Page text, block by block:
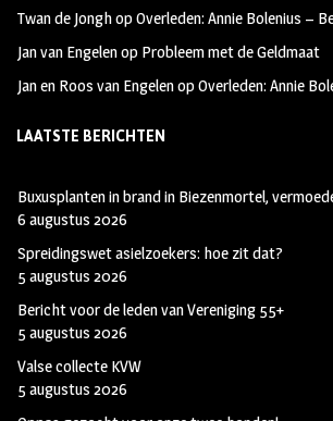
Twan de JonghopOverleden: Annie Bolenius –
Jan van Engelenop Probleem met de Geldmaat
Jan en Roos van EngelenopOverleden: Annie
LAATSTE BERICHTEN
Buxusplanten in brand in Biezenmortel,
6 augustus 2026
Spreidingswet asielzoekers: hoe zit dat?
5 augustus 2026
Bericht voor de leden van Vereniging 55+
5 augustus 2026
Valse collecte KVW
5 augustus 2026